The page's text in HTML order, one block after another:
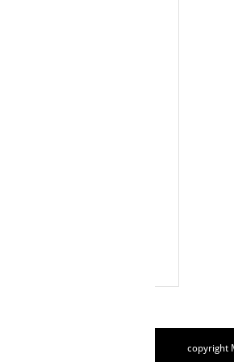
copyright